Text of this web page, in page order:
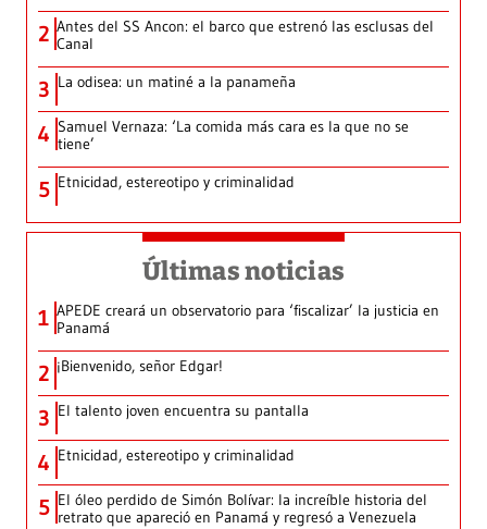
2 Antes del SS Ancon: el barco que estrenó las esclusas del
Canal
3 La odisea: un matiné a la panameña
4 Samuel Vernaza: ‘La comida más cara es la que no se
tiene’
5 Etnicidad, estereotipo y criminalidad
Últimas noticias
1 APEDE creará un observatorio para ‘fiscalizar’ la justicia en
Panamá
2 ¡Bienvenido, señor Edgar!
3 El talento joven encuentra su pantalla​
4 Etnicidad, estereotipo y criminalidad
5 El óleo perdido de Simón Bolívar: la increíble historia del
retrato que apareció en Panamá y regresó a Venezuela